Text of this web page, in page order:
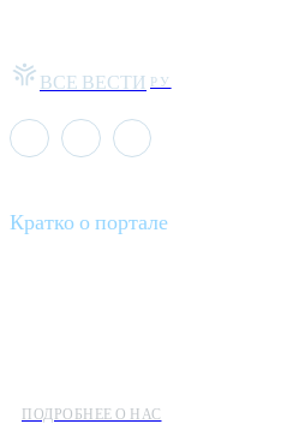
ВСЕ ВЕСТИ РУ
Кратко о портале
ПОДРОБНЕЕ О НАС